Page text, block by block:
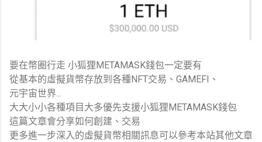
要在幣圈行走 小狐狸METAMASK錢包一定要有
從基本的虛擬貨幣存放到各種NFT交易、GAMEFI、
元宇宙世界...
大大小小各種項目大多優先支援小狐狸METAMASK錢包
這篇文章會分享如何創建、交易
更多進一步深入的虛擬貨幣相關訊息可以參考本站其他文章